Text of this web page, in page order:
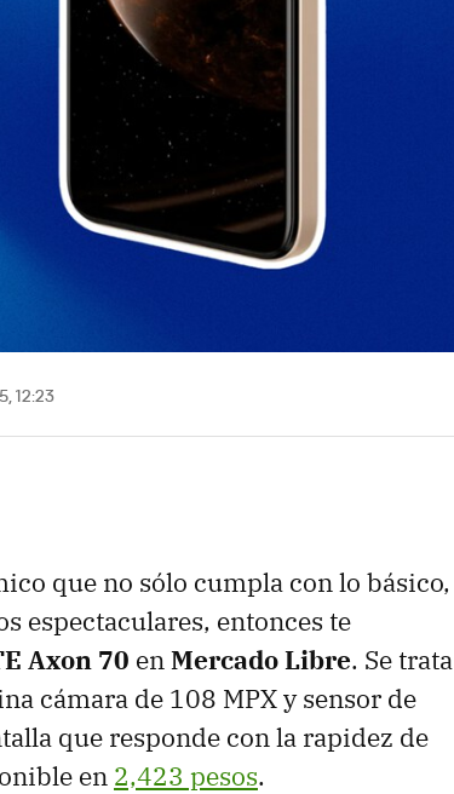
12:23
que no sólo cumpla con lo básico,
espectaculares, entonces te
Axon 70 enMercado Libre. Se trata
cámara de 108 MPX y sensor de
que responde con la rapidez de
en 2,423 pesos.